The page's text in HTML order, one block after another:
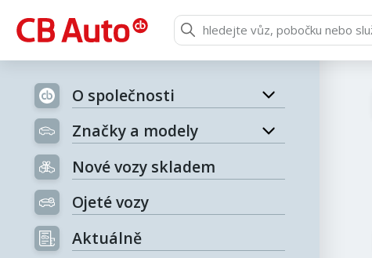
O společnosti
Značky a modely
Nové vozy skladem
Ojeté vozy
Aktuálně